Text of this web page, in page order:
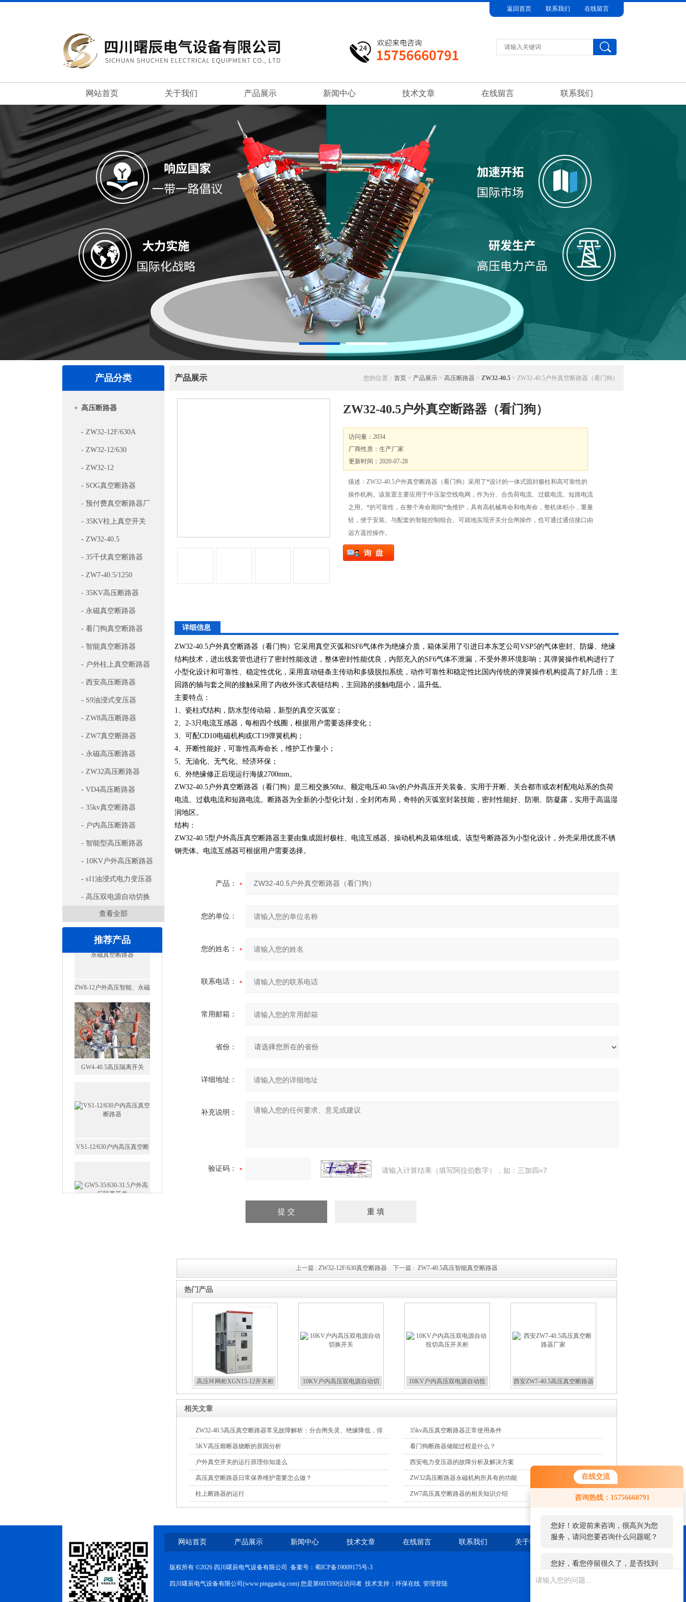
在线交流
咨询热线：15756660791
您好！欢迎前来咨询，很高兴为您
服务，请问您要咨询什么问题呢？
您好，看您停留很久了，是否找到
了需求产品，您可以直接在线与我
返回首页 联系我们 在线留言
网站首页 关于我们 产品展示 新闻中心 技术文章 在线留言 联系我们
产品分类
+ 高压断路器
- ZW32-12F/630A
- ZW32-12/630
- ZW32-12
- SOG真空断路器
- 预付费真空断路器厂
- 35KV柱上真空开关
- ZW32-40.5
- 35千伏真空断路器
- ZW7-40.5/1250
- 35KV高压断路器
- 永磁真空断路器
- 看门狗真空断路器
- 智能真空断路器
- 户外柱上真空断路器
- 西安高压断路器
- S9油浸式变压器
- ZW8高压断路器
- ZW7真空断路器
- 永磁高压断路器
- ZW32高压断路器
- VD4高压断路器
- 35kv真空断路器
- 户内高压断路器
- 智能型高压断路器
- 10KV户外高压断路器
- s11油浸式电力变压器
- 高压双电源自动切换
查看全部
推荐产品
GW4-40.5高压隔离开关
VS1-12/630户内高压真空断
路器
GW5-35/630-31.5户外高压隔
10KV预付费型高压真空断
路器
产品展示 您的位置： 首页 > 产品展示 > 高压断路器 > ZW32-40.5 > ZW32-40.5户外真空断路器（看门狗）
ZW32-40.5户外真空断路器（看门狗）
访问量：2034
厂商性质：生产厂家
更新时间：2020-07-28
描述：ZW32-40.5户外真空断路器（看门狗）采用了*设计的一体式固封极柱和高可靠性的
操作机构。该装置主要应用于中压架空线电网，作为分、合负荷电流、过载电流、短路电流
之用。*的可靠性，在整个寿命期间*免维护，具有高机械寿命和电寿命，整机体积小，重量
轻，便于安装。与配套的智能控制组合。可就地实现开关分合闸操作，也可通过通信接口由
远方遥控操作。
详细信息
ZW32-40.5户外真空断路器（看门狗）它采用真空灭弧和SF6气体作为绝缘介质，箱体采用了引进日本东芝公司VSP5的气体密封、防爆、绝缘
结构技术，进出线套管也进行了密封性能改进，整体密封性能优良，内部充入的SF6气体不泄漏，不受外界环境影响；其弹簧操作机构进行了
小型化设计和可靠性、稳定性优化，采用直动链条主传动和多级脱扣系统，动作可靠性和稳定性比国内传统的弹簧操作机构提高了好几倍；主
回路的轴与套之间的接触采用了内收外张式表链结构，主回路的接触电阻小，温升低。
主要特点：
1、瓷柱式结构，防水型传动箱，新型的真空灭弧室；
2、2-3只电流互感器，每相四个线圈，根据用户需要选择变化；
3、可配CD10电磁机构或CT19弹簧机构；
4、开断性能好，可靠性高寿命长，维护工作量小；
5、无油化、无气化、经济环保；
6、外绝缘修正后现运行海拔2700mm。
ZW32-40.5户外真空断路器（看门狗）是三相交换50hz、额定电压40.5kv的户外高压开关装备。实用于开断、关合都市或农村配电站系的负荷
电流、过载电流和短路电流。断路器为全新的小型化计划，全封闭布局，奇特的灭弧室封装技能，密封性能好、防潮、防凝露，实用于高温湿
润地区。
结构：
ZW32-40.5型户外高压真空断路器主要由集成固封极柱、电流互感器、操动机构及箱体组成。该型号断路器为小型化设计，外壳采用优质不锈
钢壳体。电流互感器可根据用户需要选择。
产品：
您的单位：
您的姓名：
联系电话：
常用邮箱：
省份：
详细地址：
补充说明：
验证码： 请输入计算结果（填写阿拉伯数字），如：三加四=7
上一篇 : ZW32-12F/630真空断路器 下一篇 : ZW7-40.5高压智能真空断路器
热门产品
高压环网柜XGN15-12开关柜
10KV户内高压双电源自动切
10KV户内高压双电源自动投
西安ZW7-40.5高压真空断路器
相关文章
ZW32-40.5高压真空断路器常见故障解析：分合闸失灵、绝缘降低，排
查修复方案
35kv高压真空断路器正常使用条件
5KV高压熔断器烧断的原因分析 看门狗断路器储能过程是什么？
户外真空开关的运行原理你知道么 西安电力变压器的故障分析及解决方案
高压真空断路器日常保养维护需要怎么做？ ZW32高压断路器永磁机构所具有的功能
柱上断路器的运行 ZW7高压真空断路器的相关知识介绍
网站首页 产品展示 新闻中心 技术文章 在线留言 联系我们 关于我们 站点地图
版权所有 ©2026 四川曙辰电气设备有限公司 备案号：蜀ICP备19009175号-3
四川曙辰电气设备有限公司(www.pinggaokg.com) 您是第603590位访问者 技术支持： 环保在线 管理登陆